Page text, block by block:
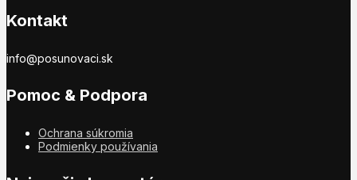
Kontakt
info@posunovaci.sk
Pomoc & Podpora
Ochrana súkromia
Podmienky používania